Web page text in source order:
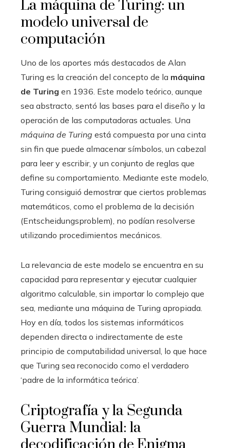
La máquina de Turing: un
modelo universal de
computación
Uno de los aportes más destacados de Alan
Turing es la creación del concepto de la máquina
de Turing en 1936. Este modelo teórico, aunque
sea abstracto, sentó las bases para el diseño y la
operación de las computadoras actuales. Una
máquina de Turing está compuesta por una cinta
sin fin que puede almacenar símbolos, un cabezal
para leer y escribir, y un conjunto de reglas que
define su comportamiento. Mediante este modelo,
Turing consiguió demostrar que ciertos problemas
matemáticos, como el problema de la decisión
(Entscheidungsproblem), no podían resolverse
utilizando procedimientos mecánicos.
La relevancia de este modelo se encuentra en su
capacidad para representar y ejecutar cualquier
algoritmo calculable, sin importar lo complejo que
sea, mediante una máquina de Turing apropiada.
Hoy en día, todos los sistemas informáticos
dependen directa o indirectamente de este
principio de computabilidad universal, lo que hace
que Turing sea reconocido como el verdadero
‘padre de la informática teórica’.
Criptografía y la Segunda
Guerra Mundial: la